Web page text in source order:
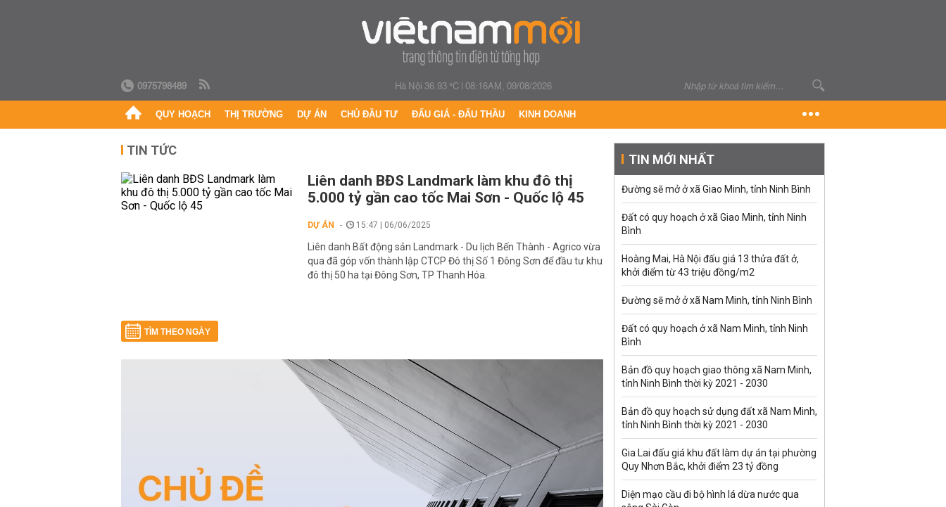
0975798489 Hà Nội 36.93 °C|08:16AM, 09/08/2026
QUY HOẠCH THỊ TRƯỜNG DỰ ÁN CHỦ ĐẦU TƯ ĐẤU GIÁ - ĐẤU THẦU KINH DOANH
TIN TỨC
Liên danh BĐS Landmark làm khu đô thị
5.000 tỷ gần cao tốc Mai Sơn - Quốc lộ 45
DỰ ÁN 15:47 | 06/06/2025
Liên danh Bất động sản Landmark - Du lịch Bến Thành - Agrico vừa
qua đã góp vốn thành lập CTCP Đô thị Số 1 Đông Sơn để đầu tư khu
đô thị 50 ha tại Đông Sơn, TP Thanh Hóa.
TÌM THEO NGÀY
TIN MỚI NHẤT
Đường sẽ mở ở xã Giao Minh, tỉnh Ninh Bình
Đất có quy hoạch ở xã Giao Minh, tỉnh Ninh
Bình
Hoàng Mai, Hà Nội đấu giá 13 thửa đất ở,
khởi điểm từ 43 triệu đồng/m2
Đường sẽ mở ở xã Nam Minh, tỉnh Ninh Bình
Đất có quy hoạch ở xã Nam Minh, tỉnh Ninh
Bình
Bản đồ quy hoạch giao thông xã Nam Minh,
tỉnh Ninh Bình thời kỳ 2021 - 2030
Bản đồ quy hoạch sử dụng đất xã Nam Minh,
tỉnh Ninh Bình thời kỳ 2021 - 2030
Gia Lai đấu giá khu đất làm dự án tại phường
Quy Nhơn Bắc, khởi điểm 23 tỷ đồng
Diện mạo cầu đi bộ hình lá dừa nước qua